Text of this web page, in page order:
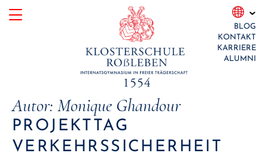
Skip
BLOG
KONTAKT
KARRIERE
ALUMNI
Autor: Monique Ghandour
PROJEKTTAG
VERKEHRSSICHERHEIT